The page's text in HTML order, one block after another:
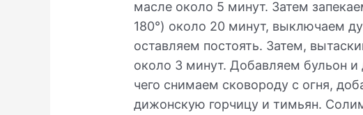
масле около 5 минут. Затем
180°) около 20 минут, выключаем
оставляем постоять. Затем,
около 3 минут. Добавляем бульон
чего снимаем сковороду с огня,
дижонскую горчицу и тимьян.